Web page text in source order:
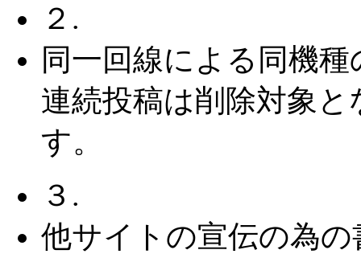
２.
同一回線による同機種
連続投稿は削除対象と
す。
３.
他サイトの宣伝の為の